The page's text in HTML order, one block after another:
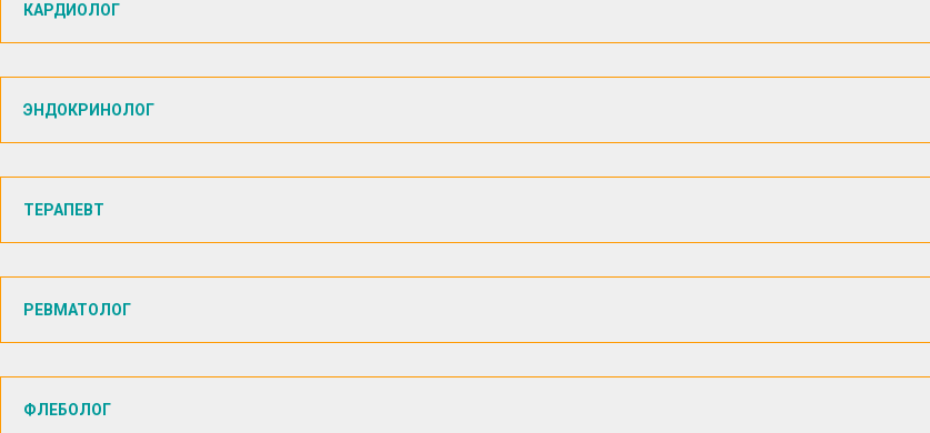
КАРДИОЛОГ
ЭНДОКРИНОЛОГ
ТЕРАПЕВТ
РЕВМАТОЛОГ
ФЛЕБОЛОГ